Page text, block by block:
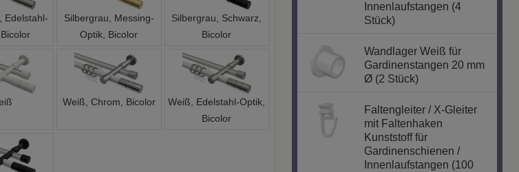
Edelstahl-
Silbergrau, Messing-
Optik, Bicolor
Silbergrau, Schwarz,
Bicolor
Weiß, Chrom, Bicolor
Weiß, Edelstahl-Optik,
Bicolor
Innenlaufstangen (4
Stück)
Wandlager Weiß für
Gardinenstangen 20 mm
Ø (2 Stück)
Faltengleiter / X-Gleiter
mit Faltenhaken
Kunststoff für
Gardinenschienen /
Innenlaufstangen (100